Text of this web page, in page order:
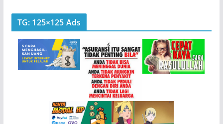
TG: 125×125 Ads